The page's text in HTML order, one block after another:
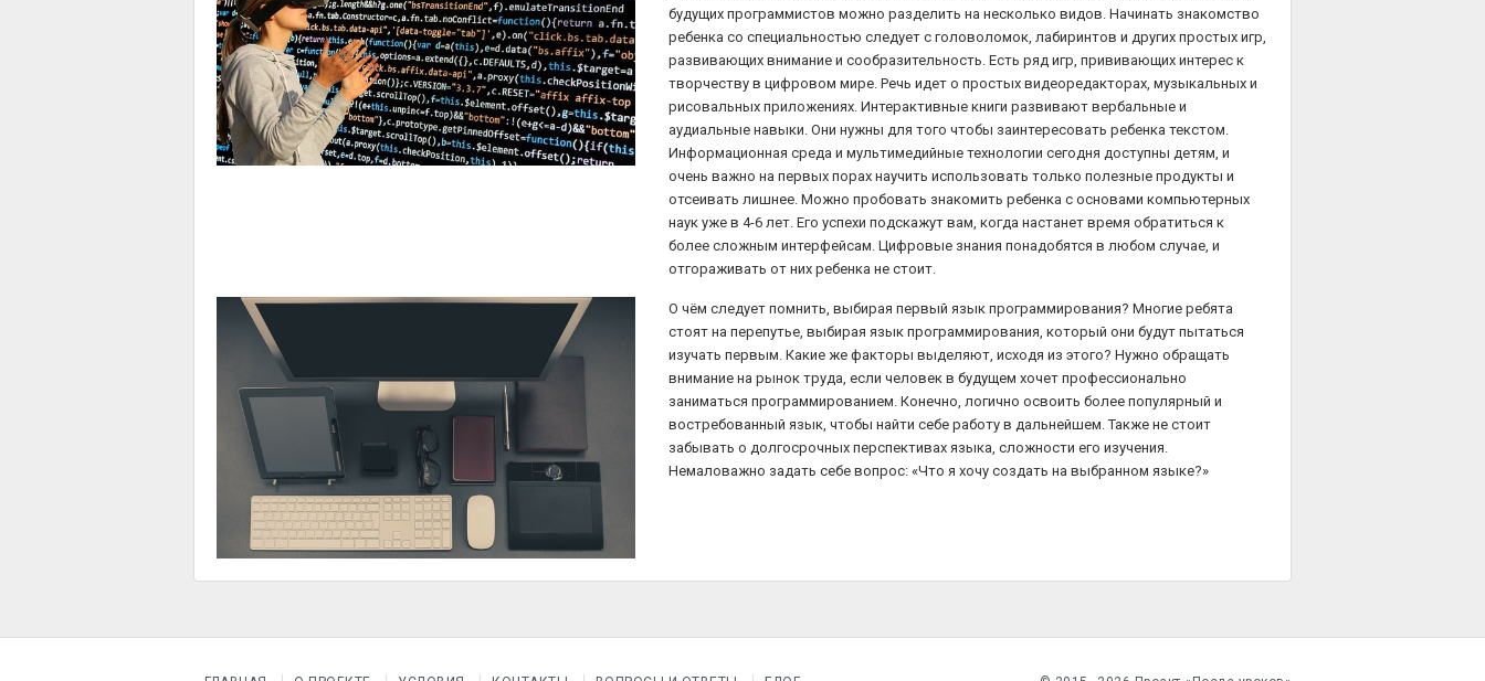
будущих программистов можно разделить на несколько видов. Начинать знакомство
ребенка со специальностью следует с головоломок, лабиринтов и других простых игр,
развивающих внимание и сообразительность. Есть ряд игр, прививающих интерес к
творчеству в цифровом мире. Речь идет о простых видеоредакторах, музыкальных и
рисовальных приложениях. Интерактивные книги развивают вербальные и
аудиальные навыки. Они нужны для того чтобы заинтересовать ребенка текстом.
Информационная среда и мультимедийные технологии сегодня доступны детям, и
очень важно на первых порах научить использовать только полезные продукты и
отсеивать лишнее. Можно пробовать знакомить ребенка с основами компьютерных
наук уже в 4-6 лет. Его успехи подскажут вам, когда настанет время обратиться к
более сложным интерфейсам. Цифровые знания понадобятся в любом случае, и
отгораживать от них ребенка не стоит.
О чём следует помнить, выбирая первый язык программирования? Многие ребята
стоят на перепутье, выбирая язык программирования, который они будут пытаться
изучать первым. Какие же факторы выделяют, исходя из этого? Нужно обращать
внимание на рынок труда, если человек в будущем хочет профессионально
заниматься программированием. Конечно, логично освоить более популярный и
востребованный язык, чтобы найти себе работу в дальнейшем. Также не стоит
забывать о долгосрочных перспективах языка, сложности его изучения.
Немаловажно задать себе вопрос: «Что я хочу создать на выбранном языке?»